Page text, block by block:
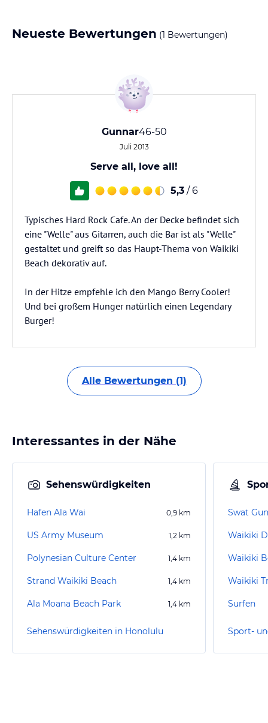
Neueste Bewertungen (1 Bewertungen)
Gunnar46-50
Juli 2013
Serve all, love all!
5,3 / 6
Typisches Hard Rock Cafe. An der Decke befindet sich
eine "Welle" aus Gitarren, auch die Bar ist als "Welle"
gestaltet und greift so das Haupt-Thema von Waikiki
Beach dekorativ auf.
In der Hitze empfehle ich den Mango Berry Cooler!
Und bei großem Hunger natürlich einen Legendary
Burger!
Alle Bewertungen (1)
Interessantes in der Nähe
Sehenswürdigkeiten
Hafen Ala Wai 0,9 km
US Army Museum 1,2 km
Polynesian Culture Center 1,4 km
Strand Waikiki Beach 1,4 km
Ala Moana Beach Park 1,4 km
Sehenswürdigkeiten in Honolulu
Swat
Waikiki
Waikiki
Waikiki
Surfen